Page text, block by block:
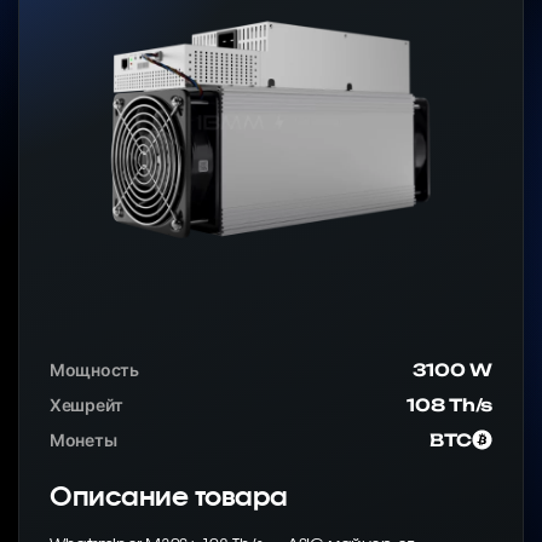
Мощность
3100 W
Хешрейт
108 Th/s
Монеты
BTC
Описание товара